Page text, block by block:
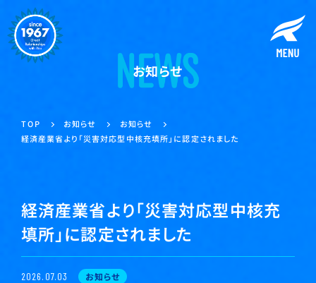
お知らせ
TOP お知らせ お知らせ
経済産業省より「災害対応型中核充填所」に認定されました
経済産業省より「災害対応型中核充
填所」に認定されました
お知らせ
2026.07.03